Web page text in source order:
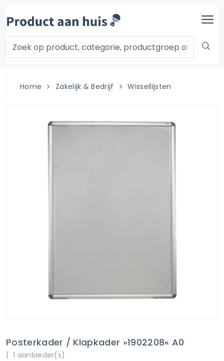
Home Zakelijk & Bedrijf Wissellijsten
Posterkader / Klapkader »1902208« A0
| 1 aanbieder(s)